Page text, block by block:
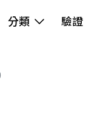
分類 驗證